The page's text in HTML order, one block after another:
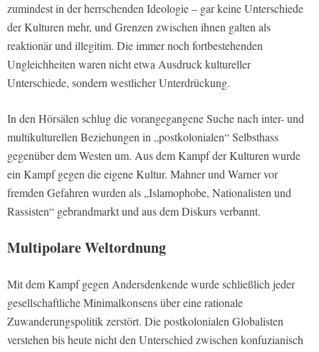
zumindest in der herrschenden Ideologie – gar keine Unterschiede
der Kulturen mehr, und Grenzen zwischen ihnen galten als
reaktionär und illegitim. Die immer noch fortbestehenden
Ungleichheiten waren nicht etwa Ausdruck kultureller
Unterschiede, sondern westlicher Unterdrückung.
In den Hörsälen schlug die vorangegangene Suche nach inter- und
multikulturellen Beziehungen in „postkolonialen“ Selbsthass
gegenüber dem Westen um. Aus dem Kampf der Kulturen wurde
ein Kampf gegen die eigene Kultur. Mahner und Warner vor
fremden Gefahren wurden als „Islamophobe, Nationalisten und
Rassisten“ gebrandmarkt und aus dem Diskurs verbannt.
Multipolare Weltordnung
Mit dem Kampf gegen Andersdenkende wurde schließlich jeder
gesellschaftliche Minimalkonsens über eine rationale
Zuwanderungspolitik zerstört. Die postkolonialen Globalisten
verstehen bis heute nicht den Unterschied zwischen konfuzianisch